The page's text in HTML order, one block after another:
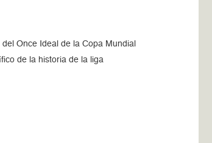
Once Ideal de la Copa Mundial
de la historia de la liga